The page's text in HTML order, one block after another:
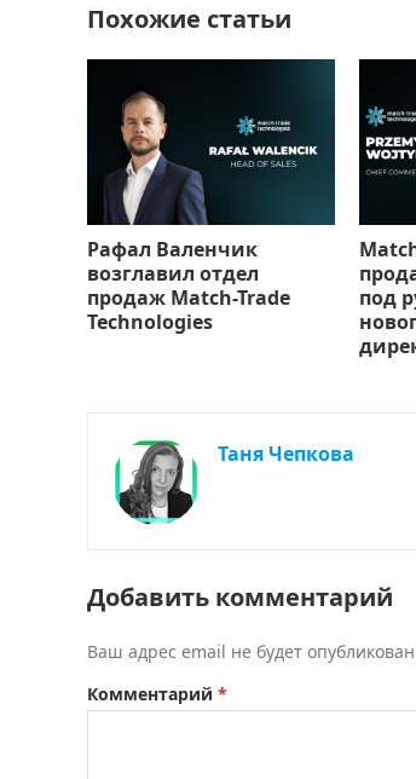
ь
Похожие статьи
Рафал Валенчик
возглавил отдел
продаж Match-Trade
Technologies
под
Таня Чепкова
Добавить комментарий
Ваш адрес email не будет
Комментарий *